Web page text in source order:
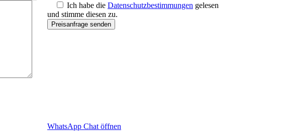
Ich habe die Datenschutzbestimmungen gelesen
und stimme diesen zu.
WhatsApp Chat öffnen